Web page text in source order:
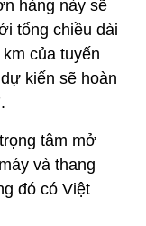
hàng này sẽ
tổng chiều dài
của tuyến
kiến sẽ hoàn
tâm mở
và thang
đó có Việt